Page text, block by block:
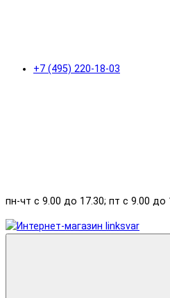
+7 (495) 220-18-03
пн-чт с 9.00 до 17.30; пт с 9.00 до